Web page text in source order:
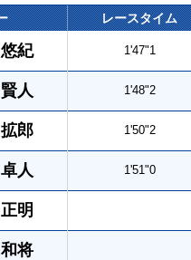
レースタイム
紀 1'47"1
人 1'48"2
郎 1'50"2
人 1'51"0
明
将